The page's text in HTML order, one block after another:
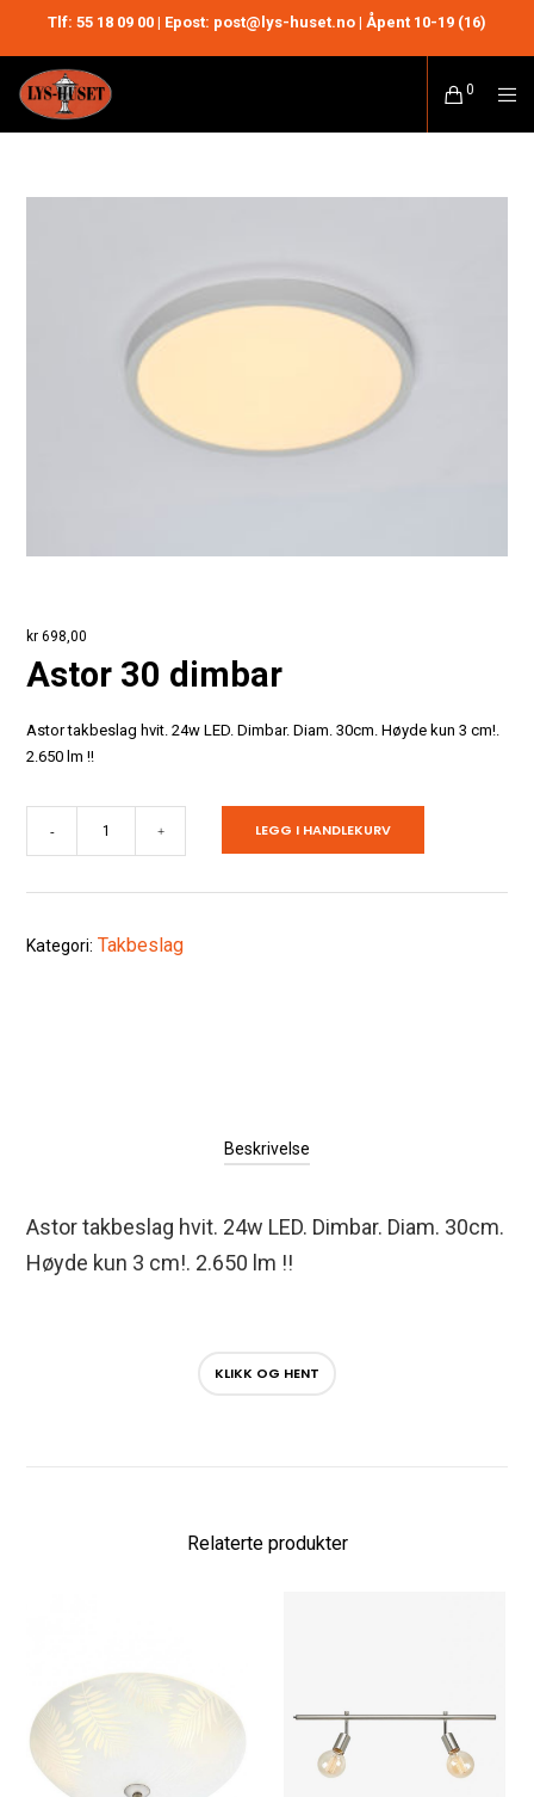
Tlf: 55 18 09 00 | Epost: post@lys-huset.no | Åpent 10-19 (16)
0
kr 698,00
Astor 30 dimbar
Astor takbeslag hvit. 24w LED. Dimbar. Diam. 30cm. Høyde kun 3 cm!.
2.650 lm !!
30
dimbar
- + LEGG I HANDLEKURV
Kategori: Takbeslag
Beskrivelse
Astor takbeslag hvit. 24w LED. Dimbar. Diam. 30cm.
Høyde kun 3 cm!. 2.650 lm !!
KLIKK OG HENT
Relaterte produkter